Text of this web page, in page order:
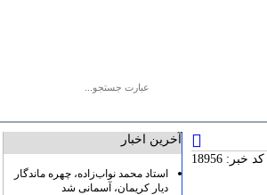
کد خبر: 18956
آخرین اخبار
استاد محمد نواب‌زاده، چهره ماندگار
دیار کریمان، آسمانی شد